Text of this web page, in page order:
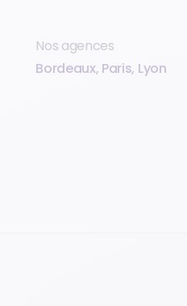
Nos agences
Bordeaux, Paris, Lyon